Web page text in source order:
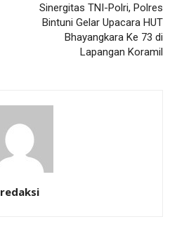
Sinergitas TNI-Polri, Polres
Bintuni Gelar Upacara HUT
Bhayangkara Ke 73 di
Lapangan Koramil
redaksi